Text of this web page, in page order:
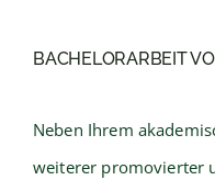
BACHELORARBEIT
Neben Ihrem
weiterer promovierter